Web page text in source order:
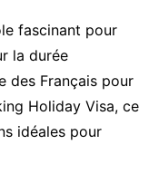
fascinant pour
la durée
des Français pour
Holiday Visa, ce
idéales pour